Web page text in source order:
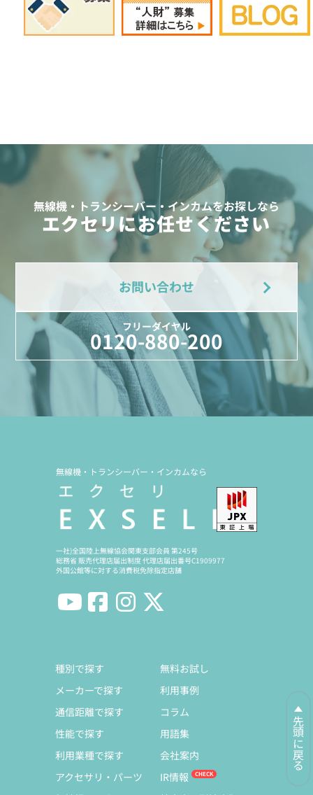
無線機・トランシーバー・インカムをお探しなら
エクセリにお任せください
お問い合わせ
フリーダイヤル
0120-880-200
先頭に戻る
無線機・トランシーバー・インカムなら
一社)全国陸上無線協会関東支部会員 第245号
総務省 販売代理店届出制度 代理店届出番号C1909977
外国公館等に対する消費税免除指定店舗
種別で探す
メーカーで探す
通信距離で探す
性能で探す
利用業種で探す
アクセサリ・パーツ
無料お試し
利用事例
コラム
用語集
会社案内
IR情報